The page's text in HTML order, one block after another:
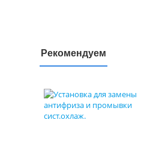
Рекомендуем